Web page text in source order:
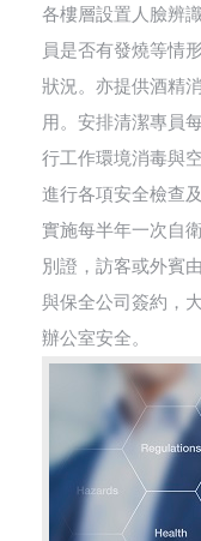
各樓層設置人臉辨
員是否有發燒等情
狀況。亦提供酒精
用。安排清潔專員
行工作環境消毒與
進行各項安全檢查
實施每半年一次自
別證，訪客或外賓
與保全公司簽約，
辦公室安全。